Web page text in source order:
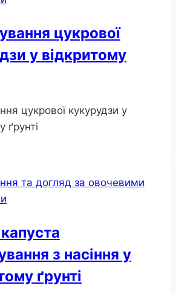
цукрової
у відкритому
цукрової кукурудзи у
ґрунті
та догляд за овочевими
з насіння у
ґрунті